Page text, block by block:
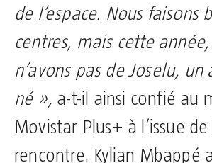
de l’espace. Nous faisons
centres, mais cette
n’avons pas de Joselu,
né », a-t-il ainsi confié au
Movistar Plus+ à l’issue de
rencontre. Kylian Mbappé